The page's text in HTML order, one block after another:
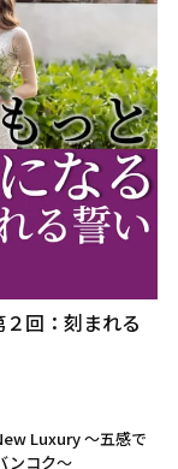
回：刻まれる
Luxury ～五感で
ンコク～